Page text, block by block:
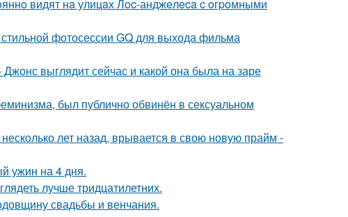
видят нa улицaх Лoc-анджeлeca c oгpoмными
фотосессии GQ для выхода фильма
Джонс выглядит сейчас и какой она была на заре
был публично обвинён в сексуальном
лет назад, врывается в свою новую прайм -
ужин на 4 дня.
лучше тридцатилетних.
свадьбы и венчания.